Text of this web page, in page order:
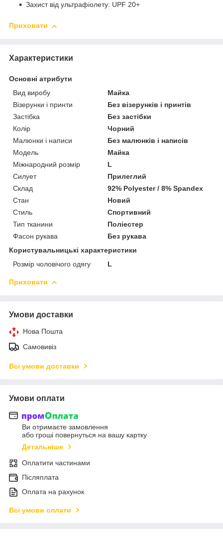
Захист від ультрафіолету: UPF 20+
Приховати
Характеристики
Основні атрибути
Вид виробу
Майка
Візерунки і принти
Без візерунків і принтів
Застібка
Без застібки
Колір
Чорний
Малюнки і написи
Без малюнків і написів
Модель
Майка
Міжнародний розмір
L
Силует
Прилеглий
Склад
92% Polyester / 8% Spandex
Стан
Новий
Стиль
Спортивний
Тип тканини
Поліестер
Фасон рукава
Без рукава
Користувальницькі характеристики
Розмір чоловічого одягу
L
Приховати
Умови доставки
Нова Пошта
Самовивіз
Всі умови доставки
Умови оплати
Ви отримаєте замовлення
або гроші повернуться на вашу картку
Детальніше
Оплатити частинами
Післяплата
Оплата на рахунок
Всі умови оплати